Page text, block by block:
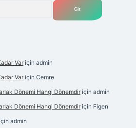
Var için admin
Var için Cemre
Dönemi Hangi Dönemdir için admin
Dönemi Hangi Dönemdir için Figen
admin